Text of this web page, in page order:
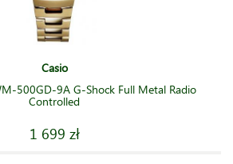
Casio
500GD-9A G-Shock Full Metal Radio
Controlled
1 699 zł